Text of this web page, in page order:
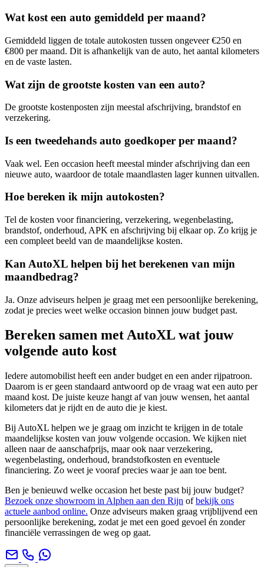
Wat kost een auto gemiddeld per maand?
Gemiddeld liggen de totale autokosten tussen ongeveer €250 en
€800 per maand. Dit is afhankelijk van de auto, het aantal kilometers
en de vaste lasten.
Wat zijn de grootste kosten van een auto?
De grootste kostenposten zijn meestal afschrijving, brandstof en
verzekering.
Is een tweedehands auto goedkoper per maand?
Vaak wel. Een occasion heeft meestal minder afschrijving dan een
nieuwe auto, waardoor de totale maandlasten lager kunnen uitvallen.
Hoe bereken ik mijn autokosten?
Tel de kosten voor financiering, verzekering, wegenbelasting,
brandstof, onderhoud, APK en afschrijving bij elkaar op. Zo krijg je
een compleet beeld van de maandelijkse kosten.
Kan AutoXL helpen bij het berekenen van mijn
maandbedrag?
Ja. Onze adviseurs helpen je graag met een persoonlijke berekening,
zodat je precies weet welke occasion binnen jouw budget past.
Bereken samen met AutoXL wat jouw
volgende auto kost
Iedere automobilist heeft een ander budget en een ander rijpatroon.
Daarom is er geen standaard antwoord op de vraag wat een auto per
maand kost. De juiste keuze hangt af van jouw wensen, het aantal
kilometers dat je rijdt en de auto die je kiest.
Bij AutoXL helpen we je graag om inzicht te krijgen in de totale
maandelijkse kosten van jouw volgende occasion. We kijken niet
alleen naar de aanschafprijs, maar ook naar verzekering,
wegenbelasting, onderhoud, brandstofkosten en eventuele
financiering. Zo weet je vooraf precies waar je aan toe bent.
Ben je benieuwd welke occasion het beste past bij jouw budget?
Bezoek onze showroom in Alphen aan den Rijn ofbekijk ons
actuele aanbod online. Onze adviseurs maken graag vrijblijvend een
persoonlijke berekening, zodat je met een goed gevoel én zonder
financiële verrassingen de weg op gaat.